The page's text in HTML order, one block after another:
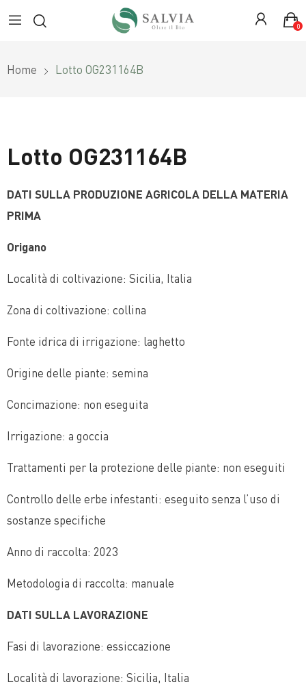
0
Home Lotto OG231164B
Lotto OG231164B
DATI SULLA PRODUZIONE AGRICOLA DELLA MATERIA
PRIMA
Origano
Località di coltivazione: Sicilia, Italia
Zona di coltivazione: collina
Fonte idrica di irrigazione: laghetto
Origine delle piante: semina
Concimazione: non eseguita
Irrigazione: a goccia
Trattamenti per la protezione delle piante: non eseguiti
Controllo delle erbe infestanti: eseguito senza l’uso di
sostanze specifiche
Anno di raccolta: 2023
Metodologia di raccolta: manuale
DATI SULLA LAVORAZIONE
Fasi di lavorazione: essiccazione
Località di lavorazione: Sicilia, Italia